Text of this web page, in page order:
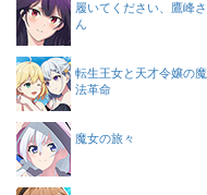
履いてください、鷹峰さ
ん
転生王女と天才令嬢の魔
法革命
魔女の旅々